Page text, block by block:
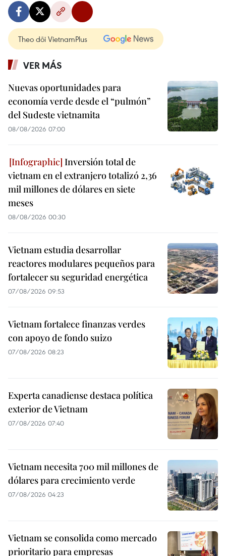
Theo dõi VietnamPlus
VER MÁS
Nuevas oportunidades para
economía verde desde el “pulmón”
del Sudeste vietnamita
08/08/2026 07:00
Inversión total de
vietnam en el extranjero totalizó 2,36
mil millones de dólares en siete
meses
08/08/2026 00:30
Vietnam estudia desarrollar
reactores modulares pequeños para
fortalecer su seguridad energética
07/08/2026 09:53
Vietnam fortalece finanzas verdes
con apoyo de fondo suizo
07/08/2026 08:23
Experta canadiense destaca política
exterior de Vietnam
07/08/2026 07:40
Vietnam necesita 700 mil millones de
dólares para crecimiento verde
07/08/2026 04:23
Vietnam se consolida como mercado
prioritario para empresas